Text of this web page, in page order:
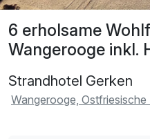
6 erholsame
Wangerooge inkl.
Strandhotel Gerken
Wangerooge, Ostfriesische